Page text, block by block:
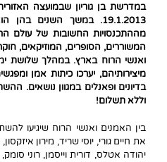
19.1.2013. במשך השנים
מההתכנסויות החשובות של עולם
המשוררים, הסופרים, המוזיקאים,
ואנשי הרוח בארץ. במהלך שלושת
מיצירותיהם, יערכו כיתות אמן
בדיונים ופאנלים במגוון נושאים.
וללא תשלום!
בין האמנים ואנשי הרוח שיגיעו
את חיים גורי, יוסי שריד, מירון
יהודה אטלס, דורית וייסמן, רוני